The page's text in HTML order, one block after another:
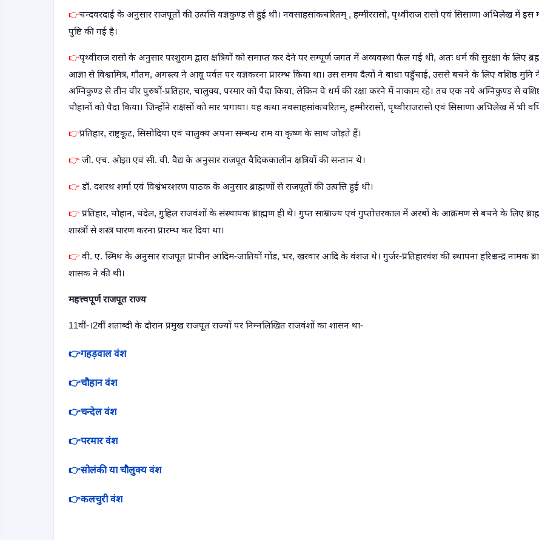
👉चन्दवरदाई के अनुसार राजपूतों की उत्पत्ति यज्ञकुण्ड से हुई थी। नवसाहसांकचरितम्‌ , हम्मीररासो, पृथ्वीराज रासो एवं सिसाणा अभिलेख में इस
पुष्टि की गई है।
👉पृथ्वीराज रासो के अनुसार परशुराम द्वारा क्षत्रियों को समाप्त कर देने पर सम्पूर्ण जगत में अव्यवस्था फैल गई थी, अतः धर्म की सुरक्षा के लिए
आज्ञा से विश्वामित्र, गौतम, अगस्त्य ने आवू पर्वत पर यज्ञकरना प्रारम्भ किया था। उस समय दैत्यों ने बाधा पहुँचाई, उससे बचने के लिए वशिष्ठ मुनि
अग्निकुण्ड से तीन वीर पुरुषों-प्रतिहार, चालुक्य, परमार को पैदा किया, लेकिन वे धर्म की रक्षा करने में नाकाम रहे। तव एक नये अग्निकुण्ड से
चौहानों को पैदा किया। जिन्होंने राक्षसों को मार भगाया। यह कथा नवसाहसांकचरितम्‌, हम्मीररासों, पृथ्वीराजरासो एवं सिसाणा अभिलेख में भी
👉प्रतिहार, राष्ट्रकूट, सिसोदिया एवं चालुक्य अपना सम्बन्ध राम या कृष्ण के साथ जोड़ते हैं।
👉 जी. एच. ओझा एवं सी. वी. वैद्य के अनुसार राजपूत वैदिककालीन क्षत्रियों की सन्तान थे।
👉 डॉ. दशरथ शर्मा एवं विश्वंभरशरण पाठक के अनुसार ब्राह्मणों से राजपूतों की उत्पत्ति हुई थी।
👉 प्रतिहार, चौहान, चंदेल, गुहिल राजवंशों के संस्थापक ब्राह्मण ही थे। गुप्त साम्राज्य एवं गुप्तोत्तरकाल में अरबों के आक्रमण से बचने के लिए
शास्त्रों से शस्त्र घारण करना प्रारम्भ कर दिया था।
👉 वी. ए. स्मिथ के अनुसार राजपूत प्राचीन आदिम-जातियों गोंड, भर, खरवार आदि के वंशज थे। गुर्जर-प्रतिहारवंश की स्थापना हरिश्चन्द्र नामक
शासक ने की थी।
महत्त्वपूर्ण राजपूत राज्य
11वीं-।2वीं शताब्दी के दौरान प्रमुख राजपूत राज्यों पर निम्नलिखित राजवंशों का शासन था-
👉गहड़वाल वंश
👉चौहान वंश
👉चन्देल वंश
👉परमार वंश
👉सोलंकी या चौलुक्य वंश
👉कलचुरी वंश